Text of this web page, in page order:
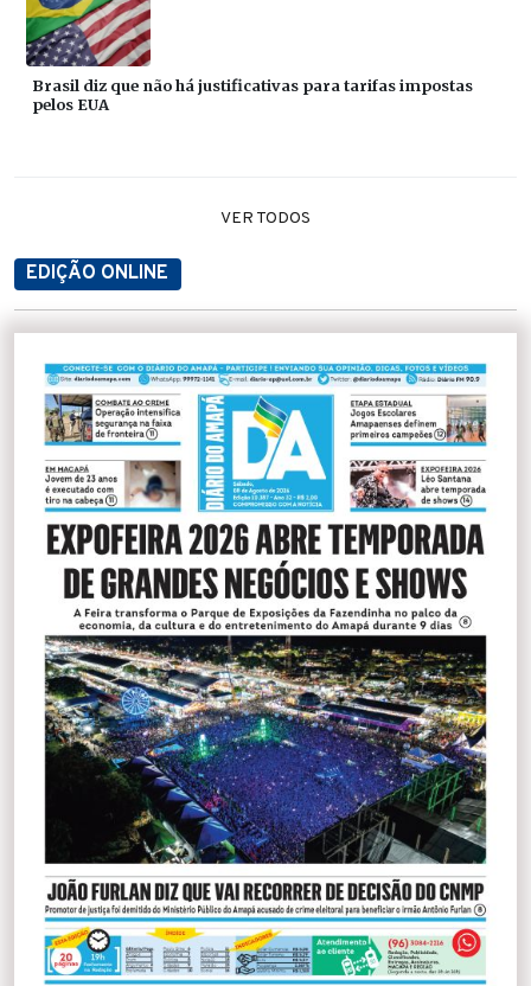
Brasil diz que não há justificativas para tarifas impostas
pelos EUA
VER TODOS
EDIÇÃO ONLINE